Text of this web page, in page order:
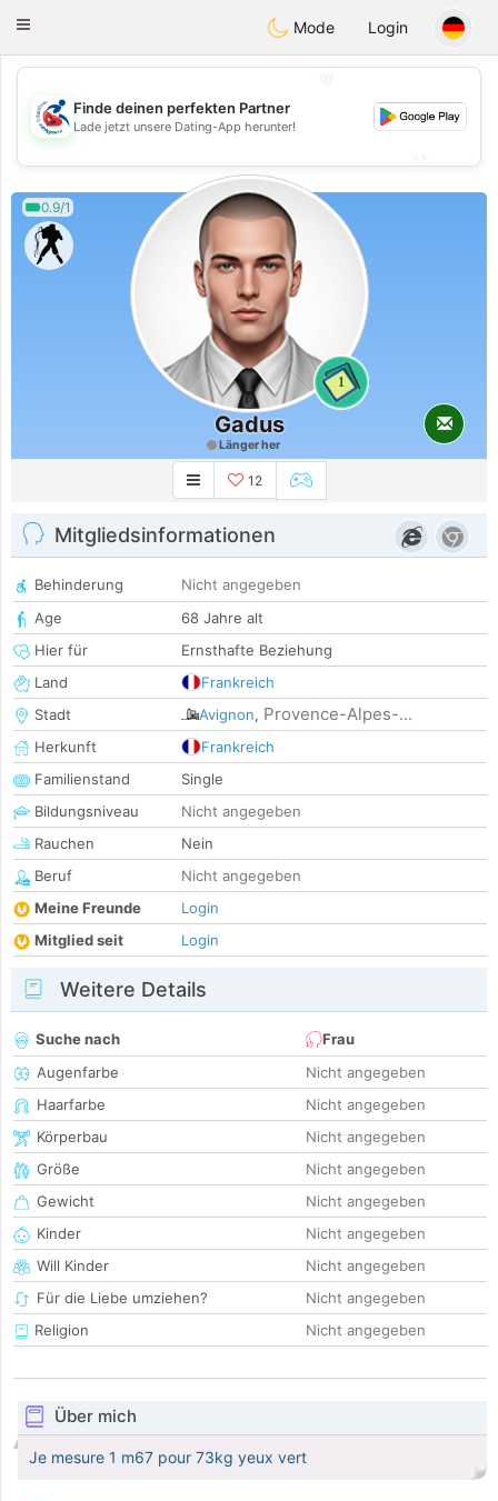
Handi Space
Toggle
Mode Login
💖
💕
Finde deinen perfekten Partner
Lade jetzt unsere Dating-App herunter!
0.9/1
1
Gadus
Länger her
12
Mitgliedsinformationen
Behinderung
Nicht angegeben
Age
68 Jahre alt
Hier für
Ernsthafte Beziehung
Land
Frankreich
Stadt
Avignon, Provence-Alpes-...
Herkunft
Frankreich
Familienstand
Single
Bildungsniveau
Nicht angegeben
Rauchen
Nein
Beruf
Nicht angegeben
Meine Freunde
Login
Mitglied seit
Login
Weitere Details
Suche nach
Frau
Augenfarbe
Nicht angegeben
Haarfarbe
Nicht angegeben
Körperbau
Nicht angegeben
Größe
Nicht angegeben
Gewicht
Nicht angegeben
Kinder
Nicht angegeben
Will Kinder
Nicht angegeben
Für die Liebe umziehen?
Nicht angegeben
Religion
Nicht angegeben
Über mich
Je mesure 1 m67 pour 73kg yeux vert